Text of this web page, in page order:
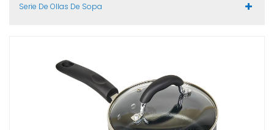
Serie De Ollas De Sopa